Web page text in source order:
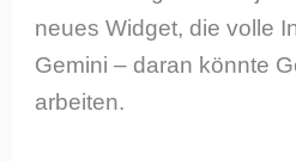
neues Widget, die volle
Gemini – daran könnte
arbeiten.